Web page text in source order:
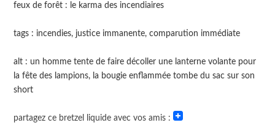
feux de forêt : le karma des incendiaires
tags : incendies, justice immanente, comparution immédiate
alt : un homme tente de faire décoller une lanterne volante pour
la fête des lampions, la bougie enflammée tombe du sac sur son
short
partagez ce bretzel liquide avec vos amis :